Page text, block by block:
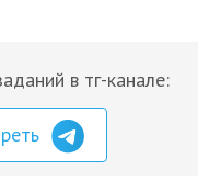
в тг-канале: